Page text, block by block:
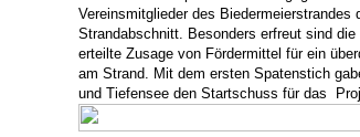
Vereinsmitglieder des Biedermeierstrandes
Strandabschnitt. Besonders erfreut sind
erteilte Zusage von Fördermittel für ein
am Strand. Mit dem ersten Spatenstich
und Tiefensee den Startschuss für das